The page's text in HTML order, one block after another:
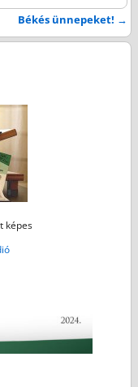
Békés ünnepeket! →
képes